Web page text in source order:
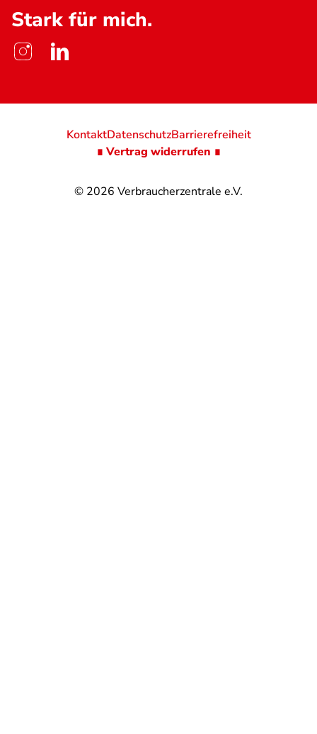
Stark für mich.
© 2026 Verbraucherzentrale e.V.
KontaktDatenschutzBarrierefreiheit
∎ Vertrag widerrufen ∎